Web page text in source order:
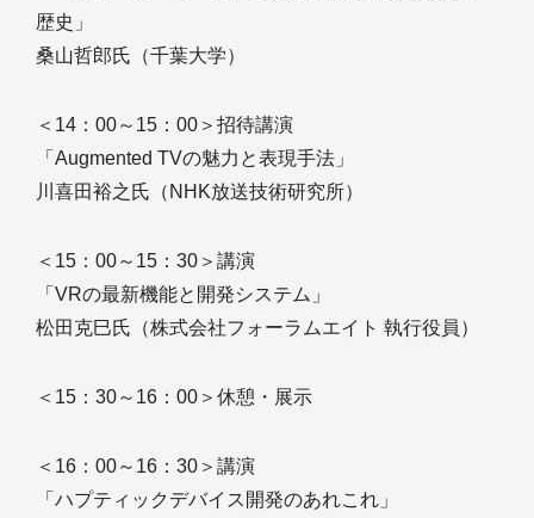
歴史」
桑山哲郎氏（千葉大学）
＜14：00～15：00＞招待講演
「Augmented TVの魅力と表現手法」
川喜田裕之氏（NHK放送技術研究所）
＜15：00～15：30＞講演
「VRの最新機能と開発システム」
松田克巳氏（株式会社フォーラムエイト 執行役員）
＜15：30～16：00＞休憩・展示
＜16：00～16：30＞講演
「ハプティックデバイス開発のあれこれ」